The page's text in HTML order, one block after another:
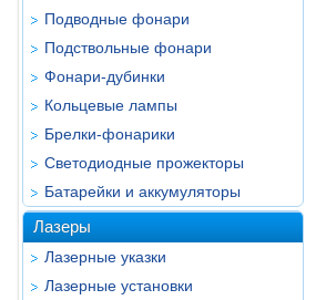
Подводные фонари
Подствольные фонари
Фонари-дубинки
Кольцевые лампы
Брелки-фонарики
Светодиодные прожекторы
Батарейки и аккумуляторы
Лазеры
Лазерные указки
Лазерные установки